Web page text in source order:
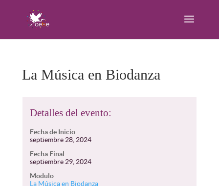
La Música en Biodanza
Detalles del evento:
Fecha de Inicio
septiembre 28, 2024
Fecha Final
septiembre 29, 2024
Modulo
La Música en Biodanza